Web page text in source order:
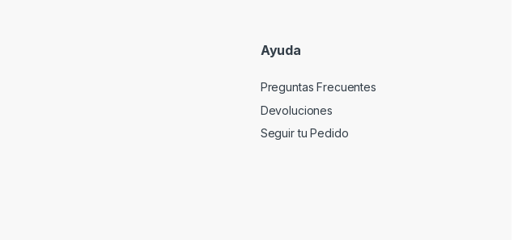
Ayuda
Preguntas Frecuentes
Devoluciones
Seguir tu Pedido